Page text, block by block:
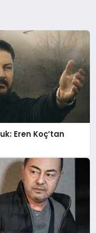
Eren Koç’tan